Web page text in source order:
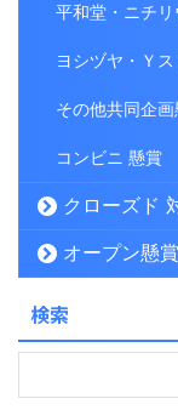
平和堂・ニチ
ヨシヅヤ・Ｙ
その他共同企
コンビニ 懸賞
クローズド
オープン懸賞
検索